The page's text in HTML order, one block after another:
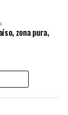
zona pura,